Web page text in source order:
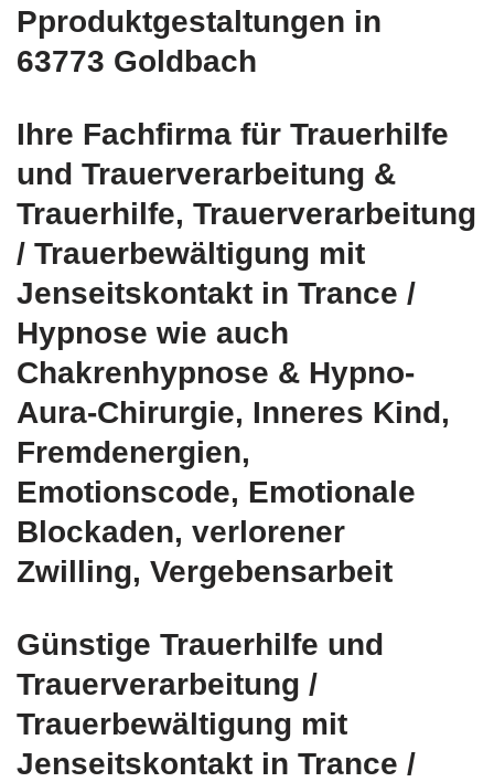
Pproduktgestaltungen in
63773 Goldbach
Ihre Fachfirma für Trauerhilfe
und Trauerverarbeitung &
Trauerhilfe, Trauerverarbeitung
/ Trauerbewältigung mit
Jenseitskontakt in Trance /
Hypnose wie auch
Chakrenhypnose & Hypno-
Aura-Chirurgie, Inneres Kind,
Fremdenergien,
Emotionscode, Emotionale
Blockaden, verlorener
Zwilling, Vergebensarbeit
Günstige Trauerhilfe und
Trauerverarbeitung /
Trauerbewältigung mit
Jenseitskontakt in Trance /